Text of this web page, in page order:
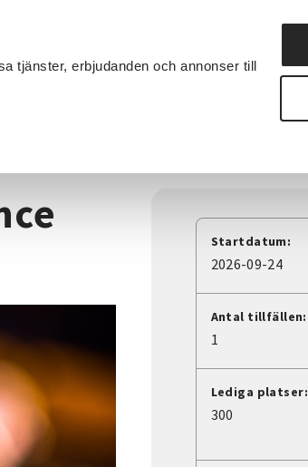
tjänster, erbjudanden och annonser till
Startdatum:
2026-09-24
Antal tillfällen:
1
Lediga platser:
300